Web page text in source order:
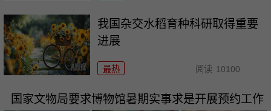
我国杂交水稻育种科研取得重要
进展
最热 阅读 10100
国家文物局要求博物馆暑期实事求是开展预约工作